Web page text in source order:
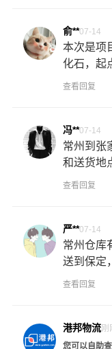
俞**07-14
本次是项
化石，起
查看回复
冯**07-14
常州到张
和送货地
查看回复
严**07-14
常州仓库
送到保定
查看回复
港邦物流刚
您可以自助